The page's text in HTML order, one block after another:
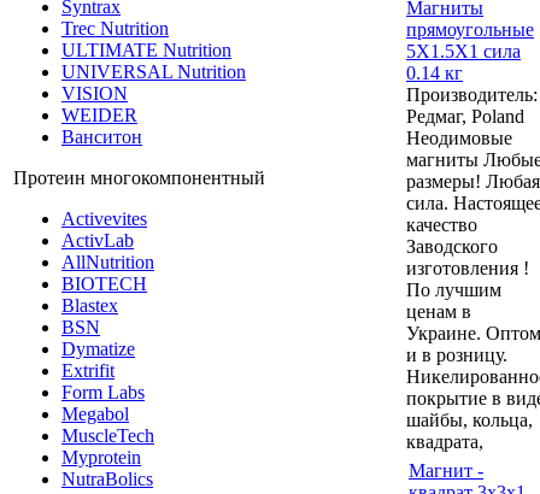
Syntrax
Trec Nutrition
ULTIMATE Nutrition
UNIVERSAL Nutrition
VISION
WEIDER
Ванситон
Протеин многокомпонентный
Activevites
ActivLab
AllNutrition
BIOTECH
Blastex
BSN
Dymatize
Extrifit
Form Labs
Megabol
MuscleTech
Myprotein
NutraBolics
Магниты
прямоугольные
5Х1.5Х1 сила
0.14 кг
Производитель:
Редмаг, Poland
Неодимовые
магниты
размеры! Любая
сила.
качество
Заводского
изготовления !
По лучшим
ценам в
Украине. Оптом
и в розницу.
покрытие в
шайбы, кольца,
квадрата,
Магнит -